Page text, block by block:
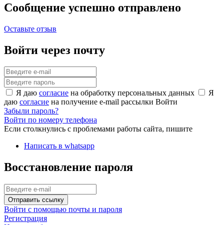
Сообщение успешно отправлено
Оставьте отзыв
Войти через почту
Я даю согласие на обработку персональных данных
Я
даю согласие на получение e-mail рассылки Войти
Забыли пароль?
Войти по номеру телефона
Если столкнулись с проблемами работы сайта, пишите
Написать в whatsapp
Восстановление пароля
Отправить ссылку
Войти с помощью почты и пароля
Регистрация